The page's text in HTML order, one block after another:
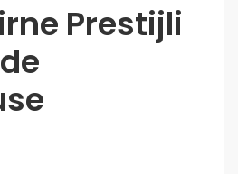
Prestijli